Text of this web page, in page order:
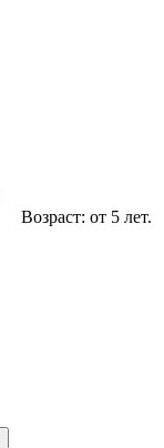
Возраст: от 5 лет.